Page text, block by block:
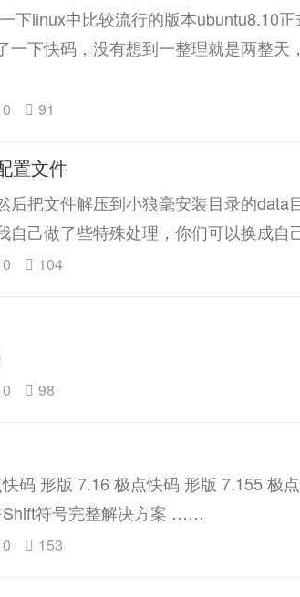
下linux中比较流行的版本ubuntu8.10
一下快码，没有想到一整理就是两整天
0 91
置文件
后把文件解压到小狼毫安装目录的data
自己做了些特殊处理，你们可以换成自
0 104
0 98
码 形版 7.16 极点快码 形版 7.155 极
Shift符号完整解决方案 ……
0 153